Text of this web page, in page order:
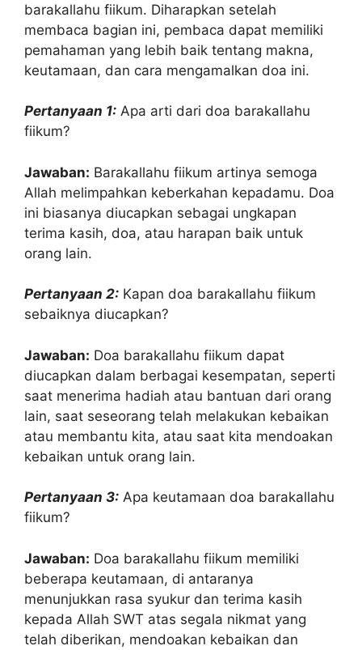
barakallahu fiikum. Diharapkan setelah
membaca bagian ini, pembaca dapat memiliki
pemahaman yang lebih baik tentang makna,
keutamaan, dan cara mengamalkan doa ini.
Pertanyaan 1: Apa arti dari doa barakallahu
fiikum?
Jawaban: Barakallahu fiikum artinya semoga
Allah melimpahkan keberkahan kepadamu. Doa
ini biasanya diucapkan sebagai ungkapan
terima kasih, doa, atau harapan baik untuk
orang lain.
Pertanyaan 2: Kapan doa barakallahu fiikum
sebaiknya diucapkan?
Jawaban: Doa barakallahu fiikum dapat
diucapkan dalam berbagai kesempatan, seperti
saat menerima hadiah atau bantuan dari orang
lain, saat seseorang telah melakukan kebaikan
atau membantu kita, atau saat kita mendoakan
kebaikan untuk orang lain.
Pertanyaan 3: Apa keutamaan doa barakallahu
fiikum?
Jawaban: Doa barakallahu fiikum memiliki
beberapa keutamaan, di antaranya
menunjukkan rasa syukur dan terima kasih
kepada Allah SWT atas segala nikmat yang
telah diberikan, mendoakan kebaikan dan